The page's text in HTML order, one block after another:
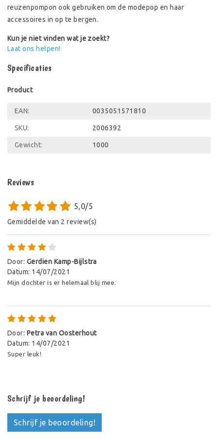
reuzenpompon ook gebruiken om de modepop en haar
accessoires in op te bergen.
Kun je niet vinden wat je zoekt?
Laat ons helpen!
Specificaties
Product
EAN: 0035051571810
SKU: 2006392
Gewicht: 1000
Reviews
5,0/5
Gemiddelde van 2 review(s)
Door: Gerdien Kamp-Bijlstra
Datum: 14/07/2021
Mijn dochter is er helemaal blij mee.
Door: Petra van Oosterhout
Datum: 14/07/2021
Super leuk!
Schrijf je beoordeling!
Schrijf je beoordeling!